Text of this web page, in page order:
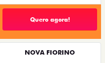
Quero agora!
NOVA FIORINO